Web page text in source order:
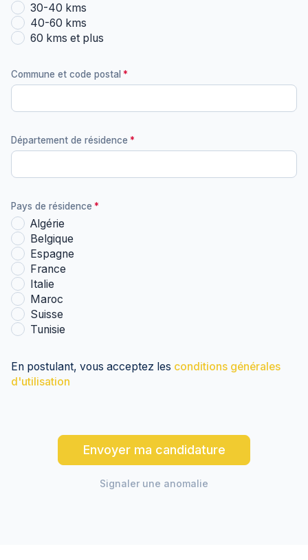
30-40 kms
40-60 kms
60 kms et plus
Commune et code postal
Département de résidence
Pays de résidence
Algérie
Belgique
Espagne
France
Italie
Maroc
Suisse
Tunisie
En postulant, vous acceptez les conditions générales
d'utilisation
Envoyer ma candidature
Signaler une anomalie